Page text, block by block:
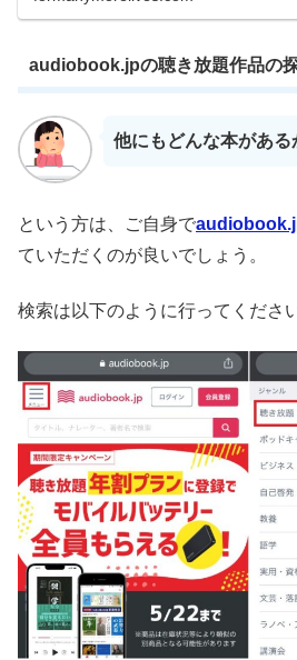
audiobook.jpの聴き放題作品の
他にもどんな本がある
という方は、ご自身で
ていただくのが良いでしょう。
検索は以下のように行ってください